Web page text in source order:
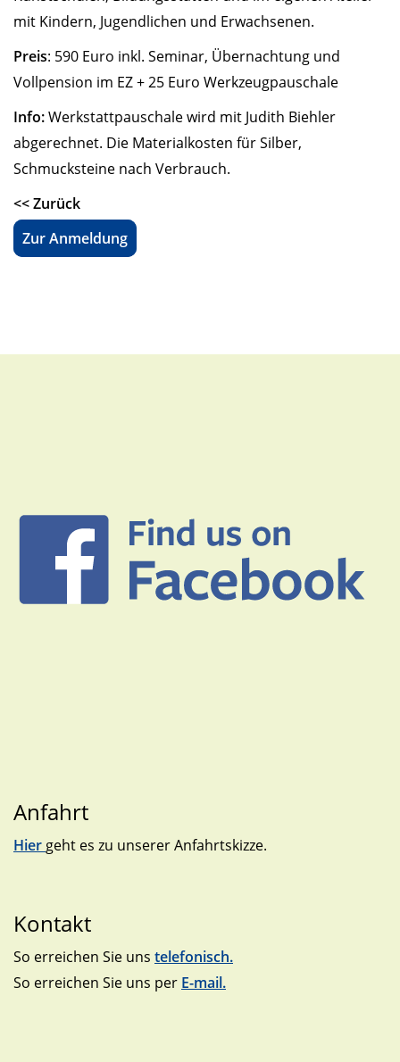
mit Kindern, Jugendlichen und Erwachsenen.
Preis: 590 Euro inkl. Seminar, Übernachtung und
Vollpension im EZ + 25 Euro Werkzeugpauschale
Info:Werkstattpauschale wird mit Judith Biehler
abgerechnet. Die Materialkosten für Silber,
Schmucksteine nach Verbrauch.
<< Zurück
Zur Anmeldung
Anfahrt
Hiergeht es zu unserer Anfahrtskizze.
Kontakt
So erreichen Sie uns telefonisch.
So erreichen Sie uns per E-mail.